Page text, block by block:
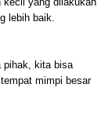
lebih baik.
pihak, kita bisa
mimpi besar